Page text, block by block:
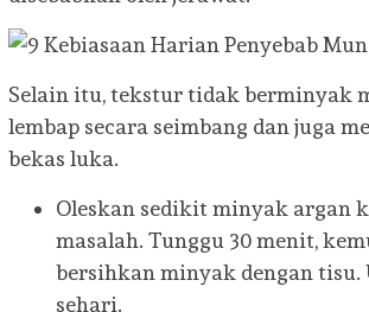
Selain itu, tekstur tidak berminyak
lembap secara seimbang dan juga
bekas luka.
Oleskan sedikit minyak argan
masalah. Tunggu 30 menit,
bersihkan minyak dengan tisu.
sehari.